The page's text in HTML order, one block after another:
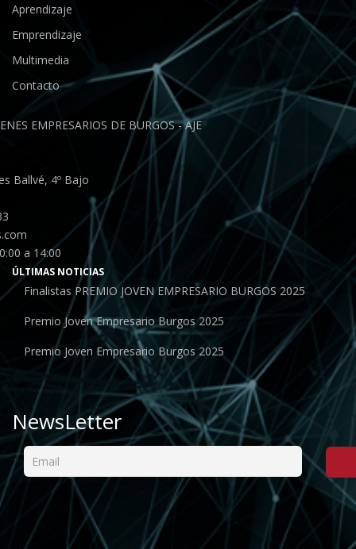
Aprendizaje
Emprendizaje
Multimedia
Contacto
EMPRESARIOS DE BURGOS - AJE
Ballvé, 4º Bajo
a 14:00
ÚLTIMAS NOTICIAS
Finalistas PREMIO JOVEN EMPRESARIO BURGOS 2025
Premio Joven Empresario Burgos 2025
Premio Joven Empresario Burgos 2025
NewsLetter